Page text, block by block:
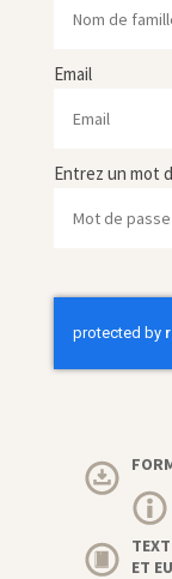
Email
Entrez un mot
ET